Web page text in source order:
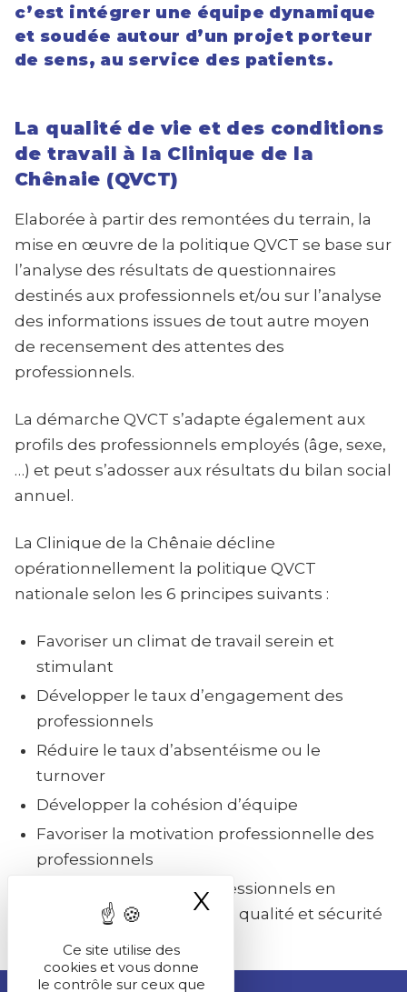
c’est intégrer une équipe dynamique
et soudée autour d’un projet porteur
de sens, au service des patients.
La qualité de vie et des conditions
de travail à la Clinique de la
Chênaie (QVCT)
Elaborée à partir des remontées du terrain, la
mise en œuvre de la politique QVCT se base sur
l’analyse des résultats de questionnaires
destinés aux professionnels et/ou sur l’analyse
des informations issues de tout autre moyen
de recensement des attentes des
professionnels.
La démarche QVCT s’adapte également aux
profils des professionnels employés (âge, sexe,
…) et peut s’adosser aux résultats du bilan social
annuel.
La Clinique de la Chênaie décline
opérationnellement la politique QVCT
nationale selon les 6 principes suivants :
Favoriser un climat de travail serein et
stimulant
Développer le taux d’engagement des
professionnels
Réduire le taux d’absentéisme ou le
turnover
Développer la cohésion d’équipe
Favoriser la motivation professionnelle des
professionnels
Prévenir les risques professionnels en
développant une culture qualité et sécurité
Ce site utilise des
cookies et vous donne
le contrôle sur ceux que
X Masquer le